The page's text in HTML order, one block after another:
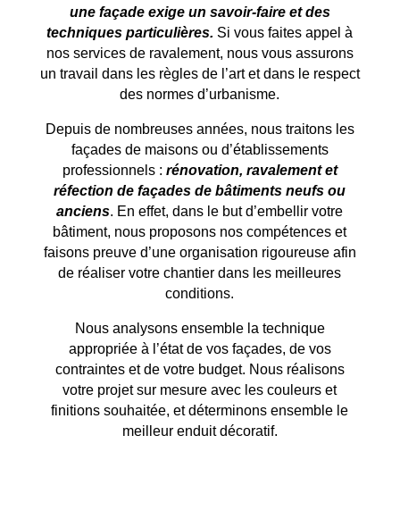
une façade exige un savoir-faire et des
techniques particulières. Si vous faites appel à
nos services de ravalement, nous vous assurons
un travail dans les règles de l’art et dans le respect
des normes d’urbanisme.
Depuis de nombreuses années, nous traitons les
façades de maisons ou d’établissements
professionnels : rénovation, ravalement et
réfection de façades de bâtiments neufs ou
anciens. En effet, dans le but d’embellir votre
bâtiment, nous proposons nos compétences et
faisons preuve d’une organisation rigoureuse afin
de réaliser votre chantier dans les meilleures
conditions.
Nous analysons ensemble la technique
appropriée à l’état de vos façades, de vos
contraintes et de votre budget. Nous réalisons
votre projet sur mesure avec les couleurs et
finitions souhaitée, et déterminons ensemble le
meilleur enduit décoratif.